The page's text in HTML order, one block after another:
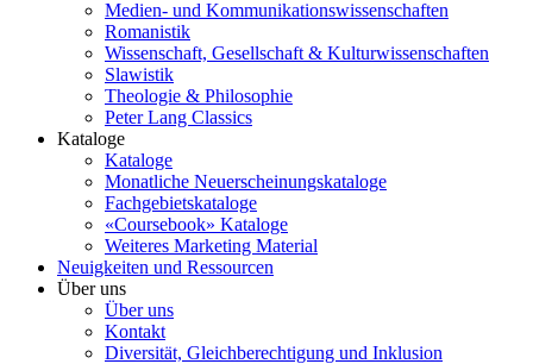
Medien- und Kommunikationswissenschaften
Romanistik
Wissenschaft, Gesellschaft & Kulturwissenschaften
Slawistik
Theologie & Philosophie
Peter Lang Classics
Kataloge
Kataloge
Monatliche Neuerscheinungskataloge
Fachgebietskataloge
«Coursebook» Kataloge
Weiteres Marketing Material
Neuigkeiten und Ressourcen
Über uns
Über uns
Kontakt
Diversität, Gleichberechtigung und Inklusion